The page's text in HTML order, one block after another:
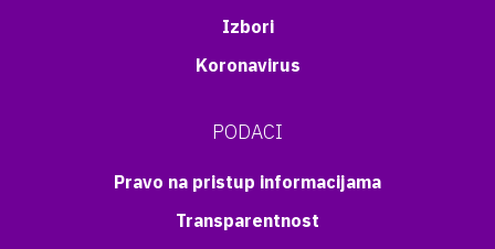
Izbori
Koronavirus
PODACI
Pravo na pristup informacijama
Transparentnost